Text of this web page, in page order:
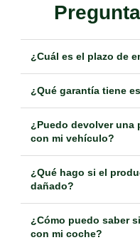
¿Cuál es el plazo de
¿Qué garantía tiene
¿Puedo devolver una
con mi vehículo?
¿Qué hago si el
dañado?
¿Cómo puedo saber
con mi coche?